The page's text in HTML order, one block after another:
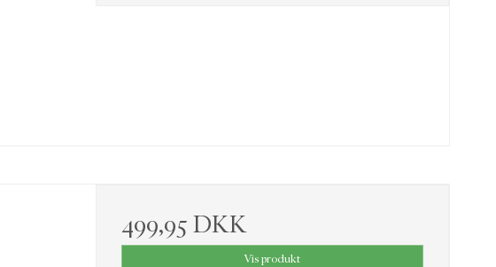
499,95 DKK
Vis produkt